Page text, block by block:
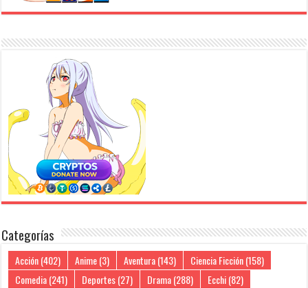
Categorías
Acción(402) Anime(3) Aventura(143) Ciencia Ficción(158)
Comedia(241) Deportes(27) Drama(288) Ecchi(82)